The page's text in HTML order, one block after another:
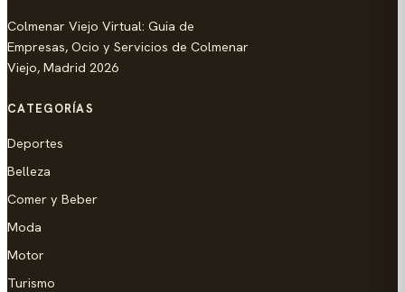
Colmenar Viejo Virtual: Guia de
Empresas, Ocio y Servicios de Colmenar
Viejo, Madrid 2026
CATEGORÍAS
Deportes
Belleza
Comer y Beber
Moda
Motor
Turismo